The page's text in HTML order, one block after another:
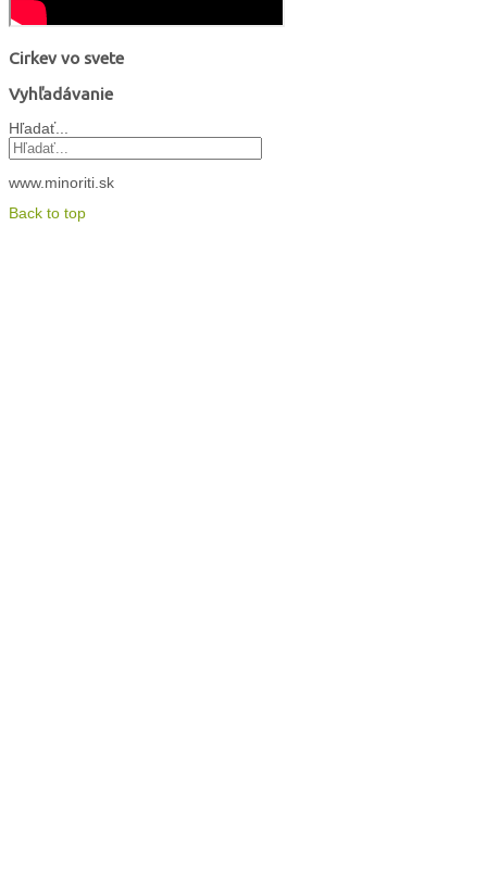
Cirkev vo svete
Vyhľadávanie
Hľadať...
www.minoriti.sk
Back to top